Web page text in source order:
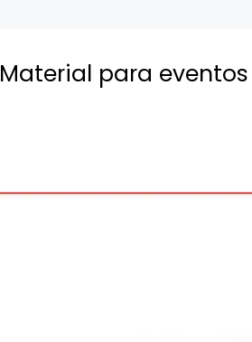
Material para eventos